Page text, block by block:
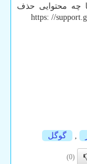
چه محتوایی حذف
گوگل
(0)